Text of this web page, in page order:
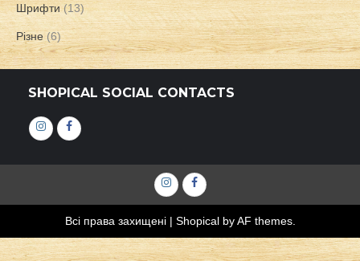
Шрифти (13)
Різне (6)
SHOPICAL SOCIAL CONTACTS
ІнстаграмФейсбук
ІнстаграмФейсбук
Всі права захищені | Shopicalby AF themes.